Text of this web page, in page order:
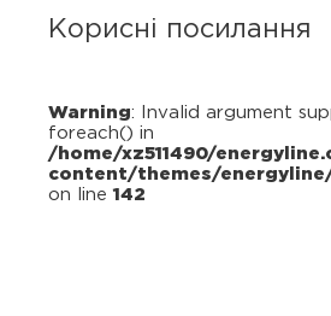
Корисні посилання
Warning: Invalid argument
foreach() in
/home/xz511490/
content/themes/
on line142